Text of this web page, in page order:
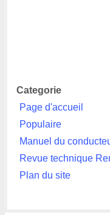
Categorie
Page d'accueil
Populaire
Manuel du
Revue technique
Plan du site